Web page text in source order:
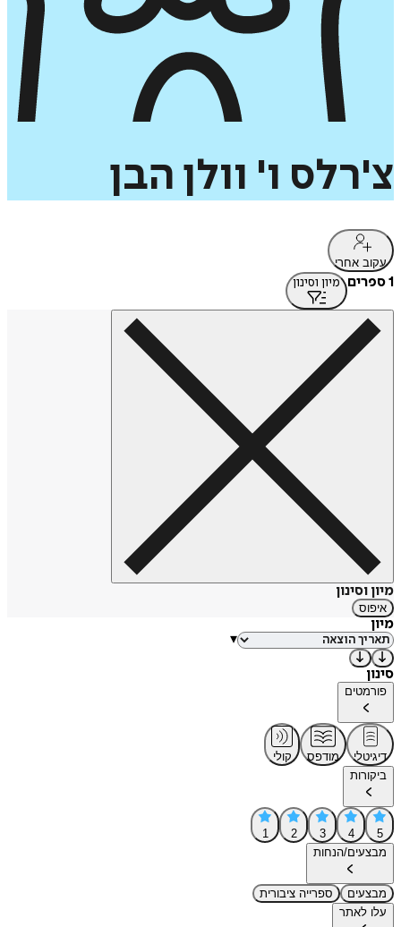
צ'רלס ו' וולן הבן
עקוב אחרי
1 ספרים מיון וסינון
מיון וסינון
איפוס
מיון
▾
סינון
פורמטים
דיגיטלי מודפס
קולי
ביקורות
5
4
3
2
1
מבצעים/הנחות
מבצעים
ספרייה ציבורית
עלו לאתר